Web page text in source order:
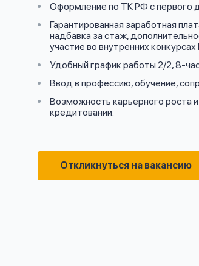
Оформление по ТК РФ с первого
Гарантированная заработная
надбавка за стаж,
участие во внутренних
Удобный график работы 2/2, 8-
Ввод в профессию, обучение,
Возможность карьерного роста
кредитовании.
Откликнуться на вакансию